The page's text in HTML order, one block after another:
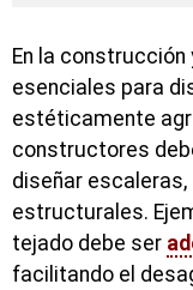
En la
esenciales para
estéticamente
constructores
diseñar
estructurales.
tejado debe ser
facilitando el